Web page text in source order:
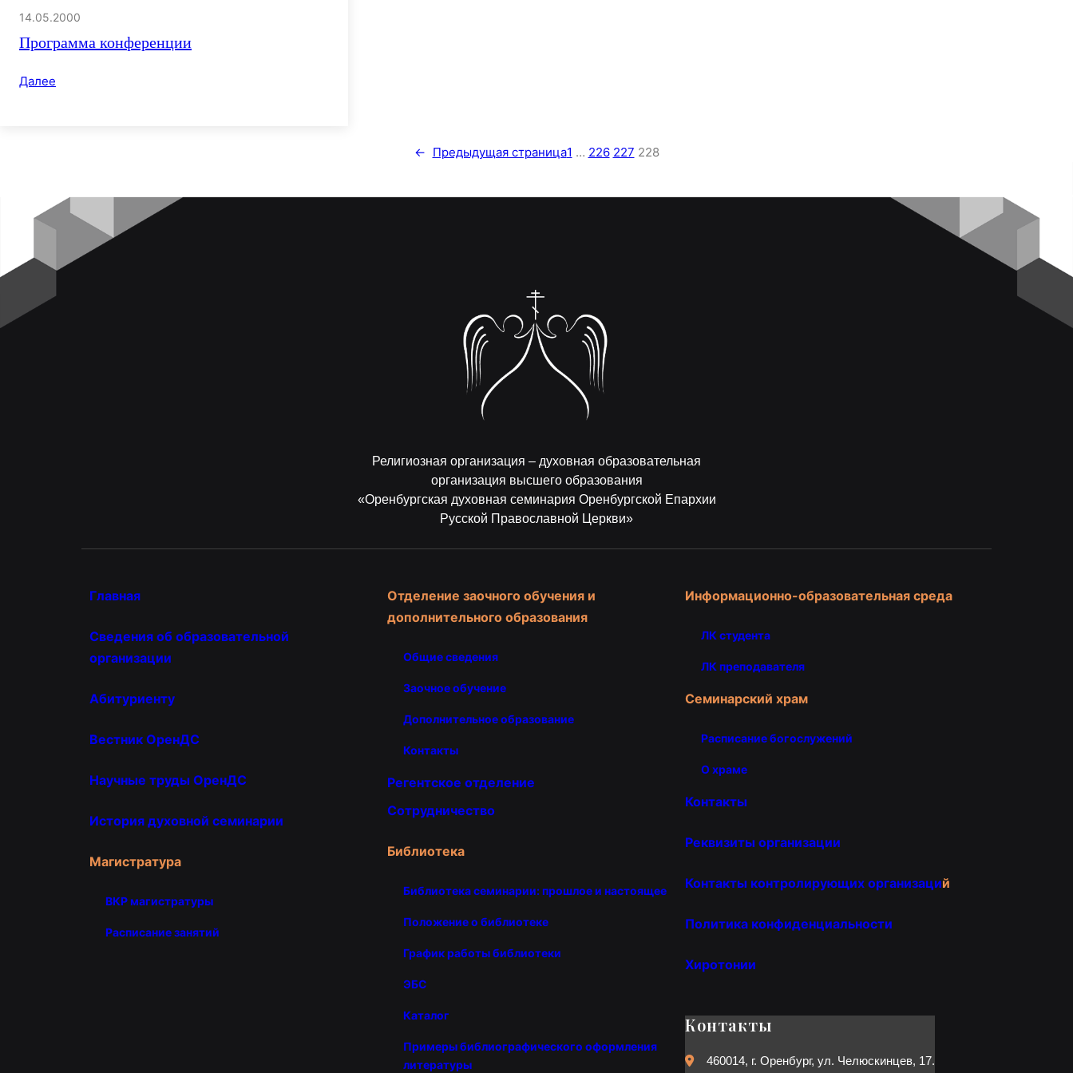
14.05.2000
Программа конференции
Далее
← Предыдущая страница1 … 226 227 228
Религиозная организация – духовная образовательная
организация высшего образования
«Оренбургская духовная семинария Оренбургской Епархии
Русской Православной Церкви»
Главная
Сведения об образовательной
организации
Абитуриенту
Вестник ОренДС
Научные труды ОренДС
История духовной семинарии
Магистратура
ВКР магистратуры
Расписание занятий
Отделение заочного обучения и
дополнительного образования
Общие сведения
Заочное обучение
Дополнительное образование
Контакты
Регентское отделение
Сотрудничество
Библиотека
Библиотека семинарии: прошлое и настоящее
Положение о библиотеке
График работы библиотеки
ЭБС
Каталог
Примеры библиографического оформления
литературы
Информационно-образовательная среда
ЛК студента
ЛК преподавателя
Семинарский храм
Расписание богослужений
О храме
Контакты
Реквизиты организации
Контакты контролирующих организаций
Политика конфиденциальности
Хиротонии
Контакты
460014, г. Оренбург, ул. Челюскинцев, 17.